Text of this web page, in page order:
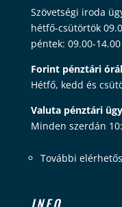
Szövetségi iroda
hétfő-csütörtök
péntek: 09.00-14.00
Forint pénztári
Hétfő, kedd és
Valuta pénztári
Minden szerdán
További